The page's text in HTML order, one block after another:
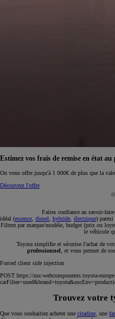
remise en état au plus juste
de plus que la valeur estimée sur toyota.fr
Faites confiance au savoir-
idéal (essence diesel hybride électrique) parmi
Filtrez par marque/modèle, budget (prix ou
le véhicule
Toyota simplifie et sécurise l'achat de
professionnel , et vous permet de
Une erreur est survenue. Nous vous
Nous tentons de résoudre cet incident dès que
ultérieurement.